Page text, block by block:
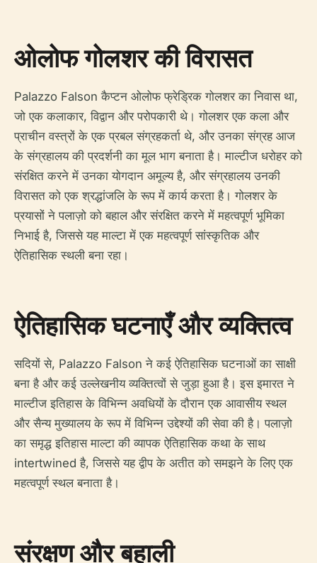
ओलोफ गोलशर की विरासत
Palazzo Falson कैप्टन ओलोफ फ्रेड्रिक गोलशर का निवास था,
जो एक कलाकार, विद्वान और परोपकारी थे। गोलशर एक कला और
प्राचीन वस्त्रों के एक प्रबल संग्रहकर्ता थे, और उनका संग्रह आज
के संग्रहालय की प्रदर्शनी का मूल भाग बनाता है। माल्टीज धरोहर को
संरक्षित करने में उनका योगदान अमूल्य है, और संग्रहालय उनकी
विरासत को एक श्रद्धांजलि के रूप में कार्य करता है। गोलशर के
प्रयासों ने पलाज़ो को बहाल और संरक्षित करने में महत्वपूर्ण भूमिका
निभाई है, जिससे यह माल्टा में एक महत्वपूर्ण सांस्कृतिक और
ऐतिहासिक स्थली बना रहा।
ऐतिहासिक घटनाएँ और व्यक्तित्व
सदियों से, Palazzo Falson ने कई ऐतिहासिक घटनाओं का साक्षी
बना है और कई उल्लेखनीय व्यक्तित्वों से जुड़ा हुआ है। इस इमारत ने
माल्टीज इतिहास के विभिन्न अवधियों के दौरान एक आवासीय स्थल
और सैन्य मुख्यालय के रूप में विभिन्न उद्देश्यों की सेवा की है। पलाज़ो
का समृद्ध इतिहास माल्टा की व्यापक ऐतिहासिक कथा के साथ
intertwined है, जिससे यह द्वीप के अतीत को समझने के लिए एक
महत्वपूर्ण स्थल बनाता है।
संरक्षण और बहाली